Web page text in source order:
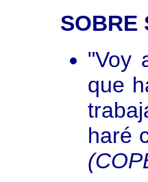
SOBRE
"Voy
que
haré